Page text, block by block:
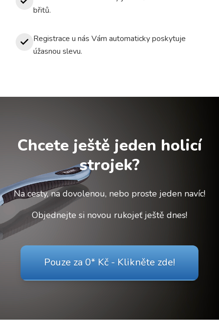
břitů.
Registrace u nás Vám automaticky poskytuje
úžasnou slevu.
Chcete ještě jeden holicí
strojek?
Na cesty, na dovolenou, nebo proste jeden navíc!
Objednejte si novou rukojeť ještě dnes!
Pouze za 0* Kč - Klikněte zde!